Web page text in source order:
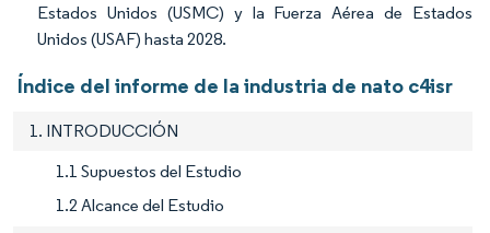
Estados Unidos (USMC) y la Fuerza Aérea de Estados
Unidos (USAF) hasta 2028.
Índice del informe de la industria de nato c4isr
1. INTRODUCCIÓN
1.1 Supuestos del Estudio
1.2 Alcance del Estudio